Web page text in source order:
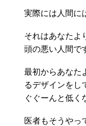
実際には人間に
それはあなたよ
頭の悪い人間で
最初からあなた
るデザインをし
ぐぐーんと低く
医者もそうやっ